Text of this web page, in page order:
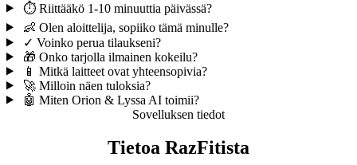
⏱️ Riittääkö 1-10 minuuttia päivässä?
👶 Olen aloittelija, sopiiko tämä minulle?
✓ Voinko perua tilaukseni?
🎁 Onko tarjolla ilmainen kokeilu?
📱 Mitkä laitteet ovat yhteensopivia?
🚀 Milloin näen tuloksia?
🤖 Miten Orion & Lyssa AI toimii?
Sovelluksen tiedot
Tietoa RazFitista